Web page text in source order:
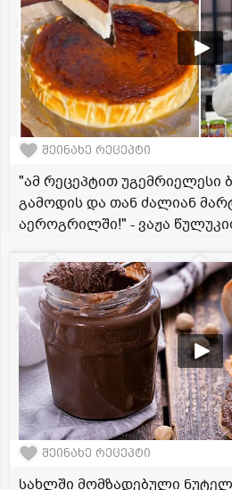
შეინახე რეცეპტი
"ამ რეცეპტით უგემრიელესი
გამოდის და თან ძალიან
აეროგრილში!" - ვაჟა
შეინახე რეცეპტი
სახლში მომზადებული